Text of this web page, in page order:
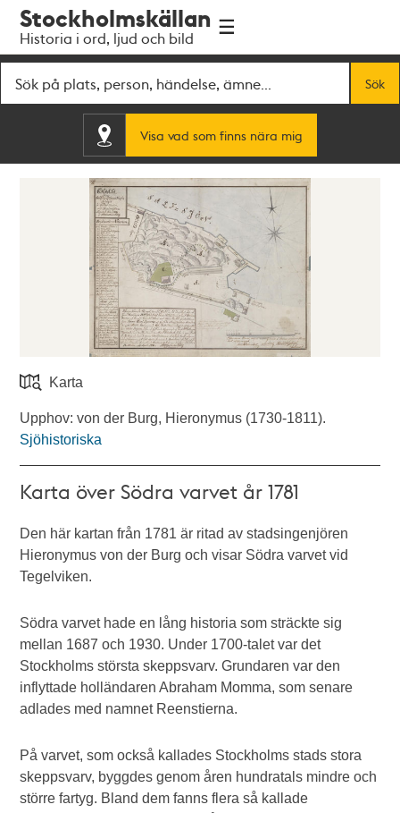
navigationen
huvudinnehållet
Stockholmskällan
Historia i ord, ljud och bild
Sök
Visa vad som finns nära mig
Karta
Upphov: von der Burg, Hieronymus (1730-1811).
Sjöhistoriska
Karta över Södra varvet år 1781
Den här kartan från 1781 är ritad av stadsingenjören
Hieronymus von der Burg och visar Södra varvet vid
Tegelviken.
Södra varvet hade en lång historia som sträckte sig
mellan 1687 och 1930. Under 1700-talet var det
Stockholms största skeppsvarv. Grundaren var den
inflyttade holländaren Abraham Momma, som senare
adlades med namnet Reenstierna.
På varvet, som också kallades Stockholms stads stora
skeppsvarv, byggdes genom åren hundratals mindre och
större fartyg. Bland dem fanns flera så kallade